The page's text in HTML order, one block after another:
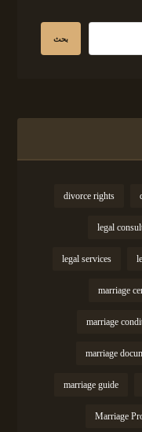
divorce rights
legal
legal services
marriage
marriage
marriage
marriage guide
Marriage